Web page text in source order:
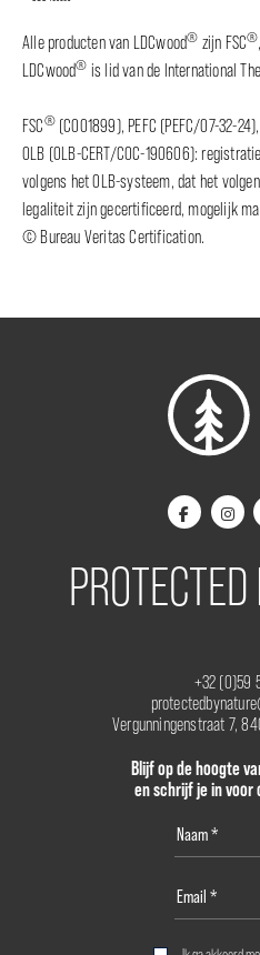
Alle producten van LDCwood® zijn FSC®
LDCwood® is lid van de International
FSC®(C001899), PEFC (PEFC/07-32-
OLB (OLB-CERT/COC-190606):
volgens het OLB-systeem, dat het
legaliteit zijn gecertificeerd, mogelijk
© Bureau Veritas Certification.
PROTECTED
+32 (0)59
Vergunningenstraat 7,
Blijf op de hoogte
en schrijf je in voor